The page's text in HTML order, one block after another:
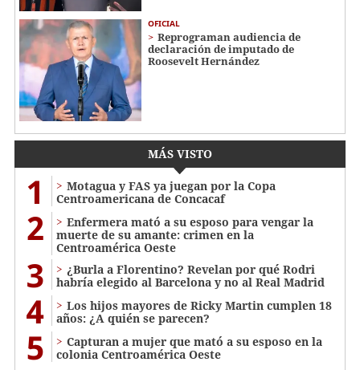
OFICIAL
Reprograman audiencia de
declaración de imputado de
Roosevelt Hernández
MÁS VISTO
1
Motagua y FAS ya juegan por la Copa
Centroamericana de Concacaf
2
Enfermera mató a su esposo para vengar la
muerte de su amante: crimen en la
Centroamérica Oeste
3
¿Burla a Florentino? Revelan por qué Rodri
habría elegido al Barcelona y no al Real Madrid
4
Los hijos mayores de Ricky Martin cumplen 18
años: ¿A quién se parecen?
5
Capturan a mujer que mató a su esposo en la
colonia Centroamérica Oeste